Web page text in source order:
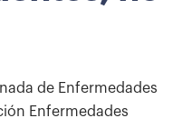
de Enfermedades
Enfermedades